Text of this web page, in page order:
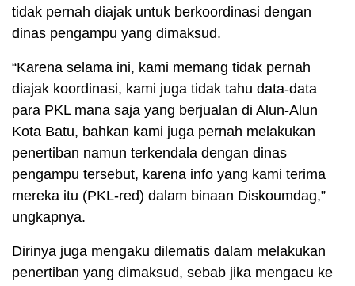
tidak pernah diajak untuk berkoordinasi dengan
dinas pengampu yang dimaksud.
“Karena selama ini, kami memang tidak pernah
diajak koordinasi, kami juga tidak tahu data-data
para PKL mana saja yang berjualan di Alun-Alun
Kota Batu, bahkan kami juga pernah melakukan
penertiban namun terkendala dengan dinas
pengampu tersebut, karena info yang kami terima
mereka itu (PKL-red) dalam binaan Diskoumdag,”
ungkapnya.
Dirinya juga mengaku dilematis dalam melakukan
penertiban yang dimaksud, sebab jika mengacu ke